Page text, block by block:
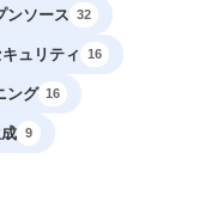
ンソース 32
ュリティ 16
ング 16
9